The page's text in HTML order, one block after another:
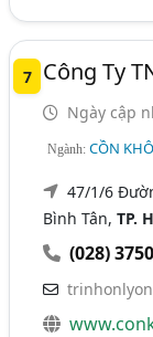
7 Công Ty
Ngày cập
Ngành:CỒN
47/1/6
Bình Tân,TP.
(028)